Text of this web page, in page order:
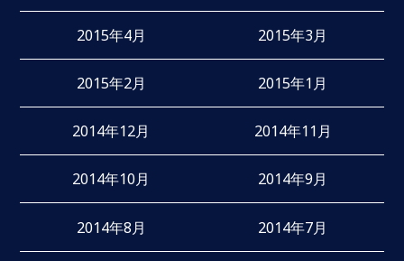
2015年4月 2015年3月
2015年2月 2015年1月
2014年12月 2014年11月
2014年10月 2014年9月
2014年8月 2014年7月